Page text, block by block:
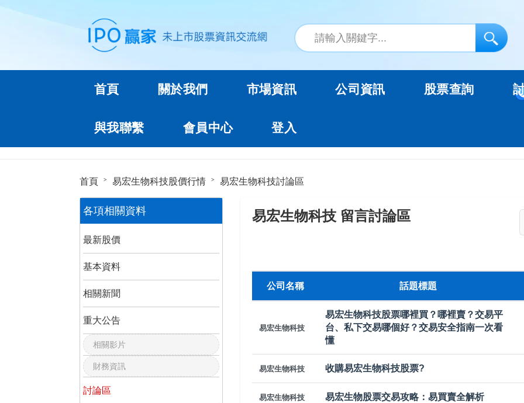
首頁 關於我們 市場資訊 公司資訊 股票查詢
與我聯繫 會員中心 登入
首頁 易宏生物科技股價行情 易宏生物科技討論區
各項相關資料
最新股價
基本資料
相關新聞
重大公告
相關影片
財務資訊
討論區
易宏生物科技 留言討論區
公司名稱 話題標題
易宏生物科技
易宏生物科技股票哪裡買？哪裡賣？交易平
台、私下交易哪個好？交易安全指南一次看
懂
易宏生物科技 收購易宏生物科技股票?
易宏生物科技 易宏生物股票交易攻略：易買賣全解析